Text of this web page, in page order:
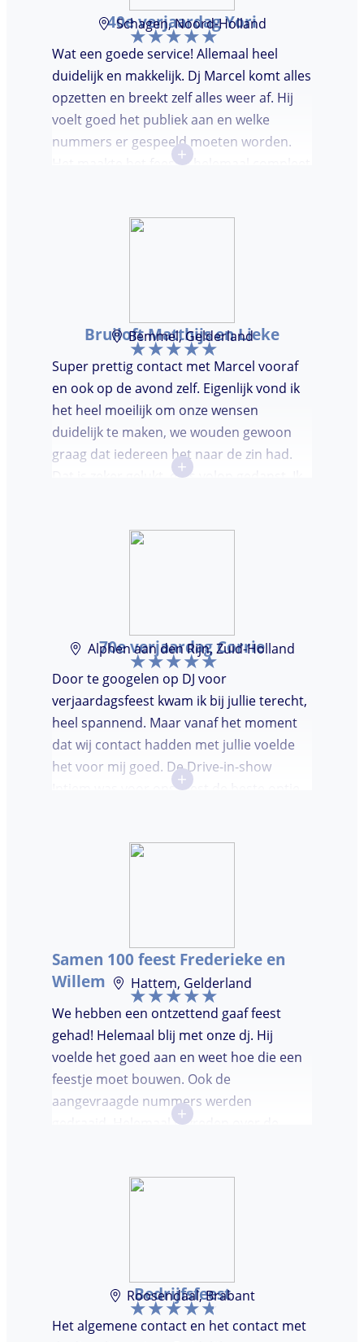
40e verjaardag Yori
Schagen, Noord-Holland
Wat een goede service! Allemaal heel
duidelijk en makkelijk. Dj Marcel komt alles
opzetten en breekt zelf alles weer af. Hij
voelt goed het publiek aan en welke
nummers er gespeeld moeten worden.
Het maakte het feestje helemaal compleet
+
Bruiloft Matthijs en Lieke
Bemmel, Gelderland
Super prettig contact met Marcel vooraf
en ook op de avond zelf. Eigenlijk vond ik
het heel moeilijk om onze wensen
duidelijk te maken, we wouden gewoon
graag dat iedereen het naar de zin had.
Dat is zeker gelukt, er is volop gedanst. Ik
avondje gehad en zou DJ huren zeker
+
70e verjaardag Corrie
Alphen aan den Rijn, Zuid-Holland
Door te googelen op DJ voor
verjaardagsfeest kwam ik bij jullie terecht,
heel spannend. Maar vanaf het moment
dat wij contact hadden met jullie voelde
het voor mij goed. De Drive-in-show
Intiem was voor ons feest de beste optie
je geld. De gasten vroegen zich af waar ik
+
Samen 100 feest Frederieke en
Willem
Hattem, Gelderland
We hebben een ontzettend gaaf feest
gehad! Helemaal blij met onze dj. Hij
voelde het goed aan en weet hoe die een
feestje moet bouwen. Ook de
aangevraagde nummers werden
gedraaid. Helemaal tevreden over de
+
Bedrijfsfeest
Roosendaal, Brabant
Het algemene contact en het contact met